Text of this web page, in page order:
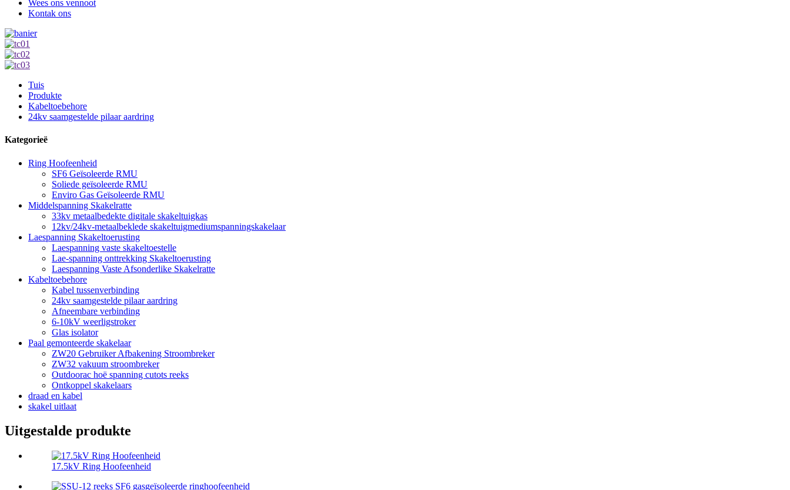
Wees ons vennoot
Kontak ons
Tuis
Produkte
Kabeltoebehore
24kv saamgestelde pilaar aardring
Kategorieë
Ring Hoofeenheid
SF6 Geïsoleerde RMU
Soliede geïsoleerde RMU
Enviro Gas Geïsoleerde RMU
Middelspanning Skakelratte
33kv metaalbedekte digitale skakeltuigkas
12kv/24kv-metaalbeklede skakeltuigmediumspanningskakelaar
Laespanning Skakeltoerusting
Laespanning vaste skakeltoestelle
Lae-spanning onttrekking Skakeltoerusting
Laespanning Vaste Afsonderlike Skakelratte
Kabeltoebehore
Kabel tussenverbinding
24kv saamgestelde pilaar aardring
Afneembare verbinding
6-10kV weerligstroker
Glas isolator
Paal gemonteerde skakelaar
ZW20 Gebruiker Afbakening Stroombreker
ZW32 vakuum stroombreker
Outdoorac hoë spanning cutots reeks
Ontkoppel skakelaars
draad en kabel
skakel uitlaat
Uitgestalde produkte
17.5kV Ring Hoofeenheid